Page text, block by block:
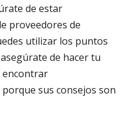
de estar
proveedores de
utilizar los puntos
de hacer tu
encontrar
sus consejos son